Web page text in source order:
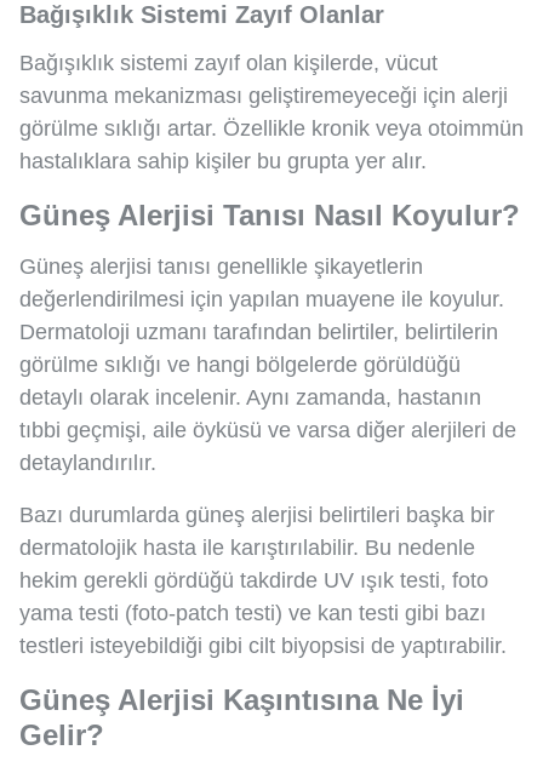
Bağışıklık Sistemi Zayıf Olanlar
Bağışıklık sistemi zayıf olan kişilerde, vücut
savunma mekanizması geliştiremeyeceği için alerji
görülme sıklığı artar. Özellikle kronik veya otoimmün
hastalıklara sahip kişiler bu grupta yer alır.
Güneş Alerjisi Tanısı Nasıl Koyulur?
Güneş alerjisi tanısı genellikle şikayetlerin
değerlendirilmesi için yapılan muayene ile koyulur.
Dermatoloji uzmanı tarafından belirtiler, belirtilerin
görülme sıklığı ve hangi bölgelerde görüldüğü
detaylı olarak incelenir. Aynı zamanda, hastanın
tıbbi geçmişi, aile öyküsü ve varsa diğer alerjileri de
detaylandırılır.
Bazı durumlarda güneş alerjisi belirtileri başka bir
dermatolojik hasta ile karıştırılabilir. Bu nedenle
hekim gerekli gördüğü takdirde UV ışık testi, foto
yama testi (foto-patch testi) ve kan testi gibi bazı
testleri isteyebildiği gibi cilt biyopsisi de yaptırabilir.
Güneş Alerjisi Kaşıntısına Ne İyi
Gelir?